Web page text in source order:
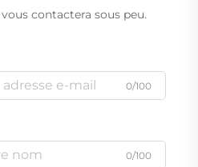
contactera sous peu.
0/100
0/100